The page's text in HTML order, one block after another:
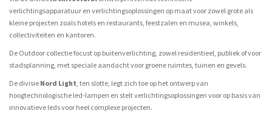
verlichtingsapparatuur en verlichtingsoplossingen op maat voor zowel grote als
kleine projecten zoals hotels en restaurants, feestzalen en musea, winkels,
collectiviteiten en kantoren.
De Outdoor collectie focust op buitenverlichting, zowel residentieel, publiek of voor
stadsplanning, met speciale aandacht voor groene ruimtes, tuinen en gevels.
De divisie Nord Light, ten slotte, legt zich toe op het ontwerp van
hoogtechnologische led-lampen en stelt verlichtingsoplossingen voor op basis van
innovatieve leds voor heel complexe projecten.